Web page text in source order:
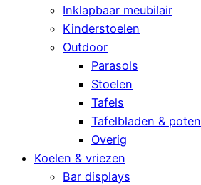
Inklapbaar meubilair
Kinderstoelen
Outdoor
Parasols
Stoelen
Tafels
Tafelbladen & poten
Overig
Koelen & vriezen
Bar displays